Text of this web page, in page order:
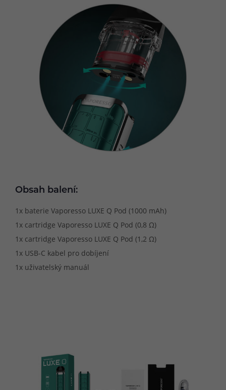
Obsah balení:
1x baterie Vaporesso LUXE Q Pod (1000 mAh)
1x cartridge Vaporesso LUXE Q Pod (0,8 Ω)
1x cartridge Vaporesso LUXE Q Pod (1,2 Ω)
1x USB-C kabel pro dobíjení
1x uživatelský manuál